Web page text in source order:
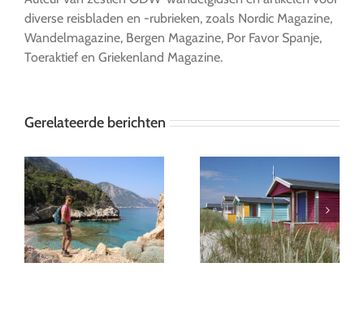
diverse reisbladen en -rubrieken, zoals Nordic Magazine,
Wandelmagazine, Bergen Magazine, Por Favor Spanje,
Toeraktief en Griekenland Magazine.
Gerelateerde berichten
Falsterbo: de zuidwest
punt van Skåne
Devon: zes weken op
pad voor een
wandelgids